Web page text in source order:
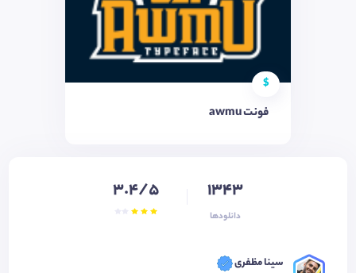
$
فونت awmu
1343
دانلودها
3.4/5
سینا مظفری